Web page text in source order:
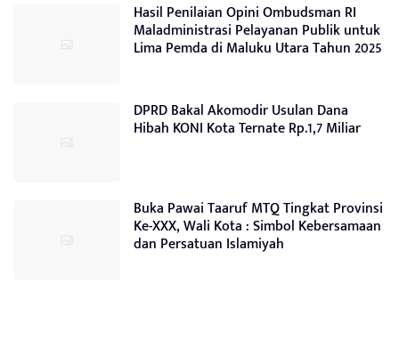
Hasil Penilaian Opini Ombudsman RI
Maladministrasi Pelayanan Publik untuk
Lima Pemda di Maluku Utara Tahun 2025
DPRD Bakal Akomodir Usulan Dana
Hibah KONI Kota Ternate Rp.1,7 Miliar
Buka Pawai Taaruf MTQ Tingkat Provinsi
Ke-XXX, Wali Kota : Simbol Kebersamaan
dan Persatuan Islamiyah